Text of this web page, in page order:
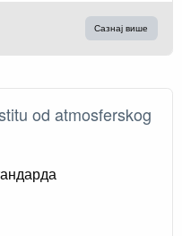
Сазнај више
od atmosferskog